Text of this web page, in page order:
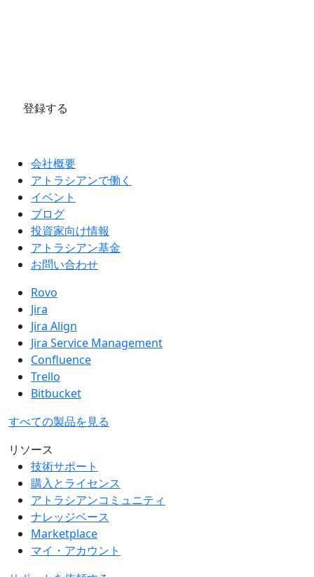
登録する
会社概要
アトラシアンで働く
イベント
ブログ
投資家向け情報
アトラシアン基金
お問い合わせ
Rovo
Jira
Jira Align
Jira Service Management
Confluence
Trello
Bitbucket
すべての製品を見る
リソース
技術サポート
購入とライセンス
アトラシアンコミュニティ
ナレッジベース
Marketplace
マイ・アカウント